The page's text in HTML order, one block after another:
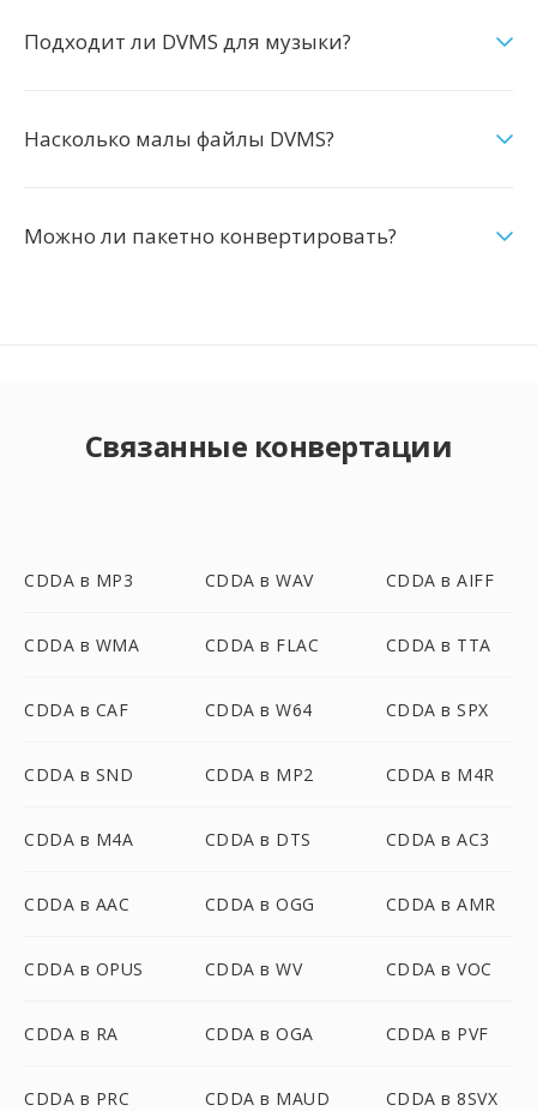
Подходит ли DVMS для музыки?
Насколько малы файлы DVMS?
Можно ли пакетно конвертировать?
Связанные конвертации
CDDA в MP3 CDDA в WAV CDDA в AIFF
CDDA в WMA CDDA в FLAC CDDA в TTA
CDDA в CAF CDDA в W64 CDDA в SPX
CDDA в SND CDDA в MP2 CDDA в M4R
CDDA в M4A CDDA в DTS CDDA в AC3
CDDA в AAC CDDA в OGG CDDA в AMR
CDDA в OPUS CDDA в WV CDDA в VOC
CDDA в RA CDDA в OGA CDDA в PVF
CDDA в PRC CDDA в MAUD CDDA в 8SVX